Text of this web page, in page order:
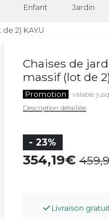
Enfant Jardin
2) KAYU
Chaises de
massif (lot de
Promotion
valable
Description détaillée
- 23%
354,19
Livraison